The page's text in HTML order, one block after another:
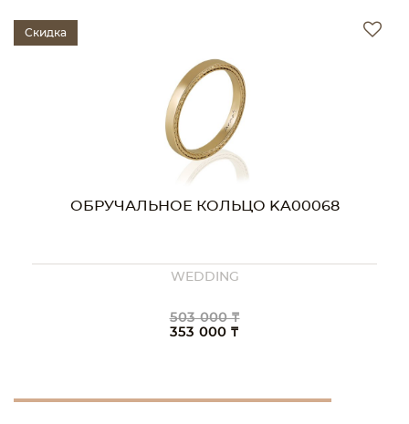
Скидка
ОБРУЧАЛЬНОЕ КОЛЬЦО KA00068
WEDDING
503 000 ₸
353 000 ₸